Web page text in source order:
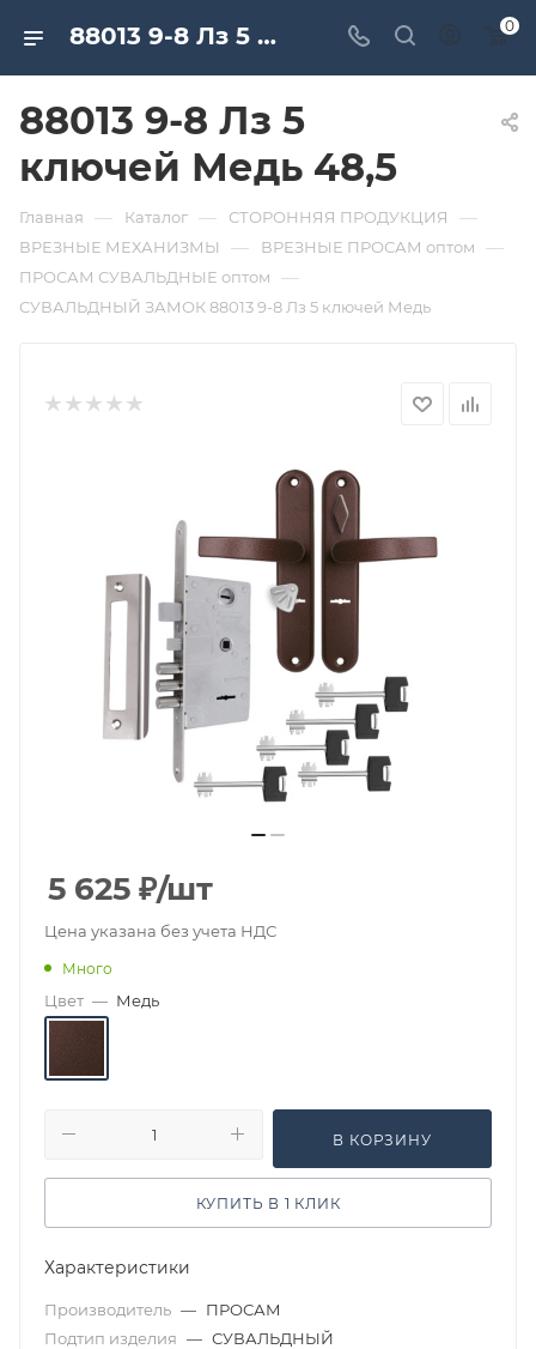
88013 9-8 Лз 5 ключей Медь 48,5. Дверная и мебельная фурнитура САМИР-КИЛИТ | Оптовые поставки 0
88013 9-8 Лз 5
ключей Медь 48,5
Главная — Каталог — СТОРОННЯЯ ПРОДУКЦИЯ —
ВРЕЗНЫЕ МЕХАНИЗМЫ — ВРЕЗНЫЕ ПРОСАМ оптом —
ПРОСАМ СУВАЛЬДНЫЕ оптом —
СУВАЛЬДНЫЙ ЗАМОК 88013 9-8 Лз 5 ключей Медь
5 625 ₽/шт
Цена указана без учета НДС
Много
Цвет — Медь
В КОРЗИНУ
КУПИТЬ В 1 КЛИК
Характеристики
Производитель — ПРОСАМ
Подтип изделия — СУВАЛЬДНЫЙ